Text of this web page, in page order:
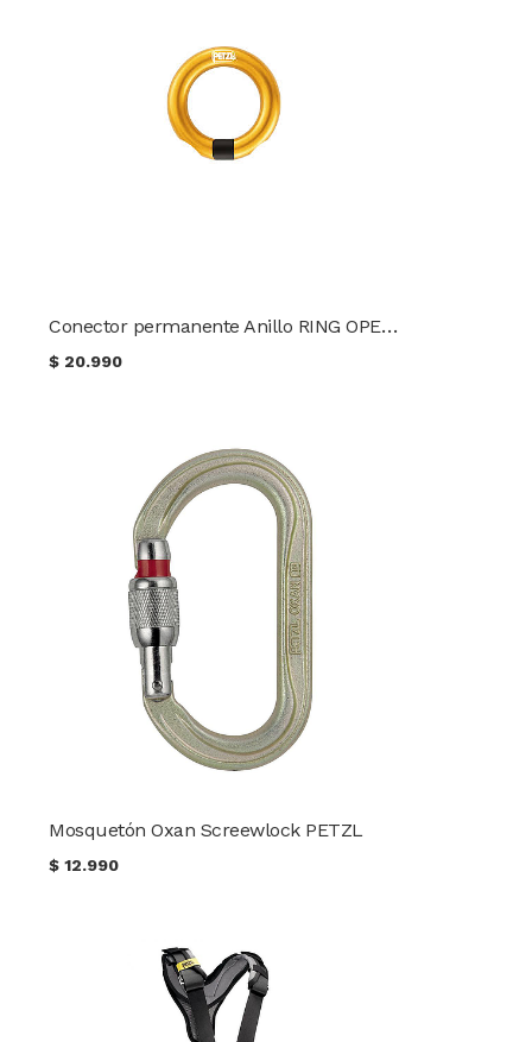
Conector permanente Anillo RING OPEN Petzl
$ 20.990
Mosquetón Oxan Screewlock PETZL
$12.990